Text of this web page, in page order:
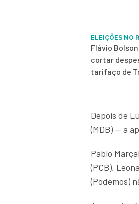
ELEIÇÕES NO
Flávio
cortar
tarifaço de
Depois de
(MDB) — a
Pablo
(PCB),
(Podemos)